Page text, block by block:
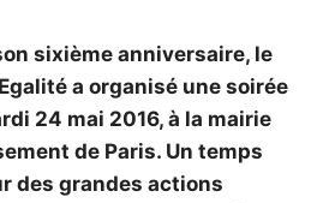
sixième anniversaire, le
a organisé une soirée
24 mai 2016, à la mairie
de Paris. Un temps
des grandes actions